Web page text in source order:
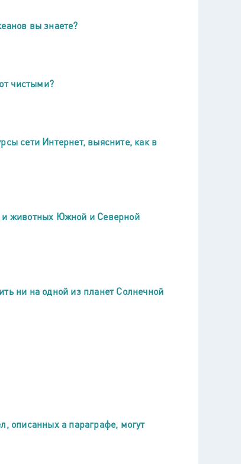
вы знаете?
чистыми?
сети Интернет, выясните, как в
и животных Южной и Северной
ни на одной из планет Солнечной
описанных а параграфе, могут